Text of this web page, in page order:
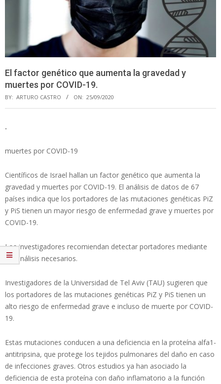
El factor genético que aumenta la gravedad y
muertes por COVID-19.
BY: ARTURO CASTRO ON: 25/09/2020
.
muertes por COVID-19
Científicos de Israel hallan un factor genético que aumenta la
gravedad y muertes por COVID-19. El análisis de datos de 67
países indica que los portadores de las mutaciones genéticas PiZ
y PiS tienen un mayor riesgo de enfermedad grave y muertes por
COVID-19.
Los investigadores recomiendan detectar portadores mediante
los análisis necesarios.
Investigadores de la Universidad de Tel Aviv (TAU) sugieren que
los portadores de las mutaciones genéticas PiZ y PiS tienen un
alto riesgo de enfermedad grave e incluso de muerte por COVID-
19.
Estas mutaciones conducen a una deficiencia en la proteína alfa1-
antitripsina, que protege los tejidos pulmonares del daño en caso
de infecciones graves. Otros estudios ya han asociado la
deficiencia de esta proteína con daño inflamatorio a la función